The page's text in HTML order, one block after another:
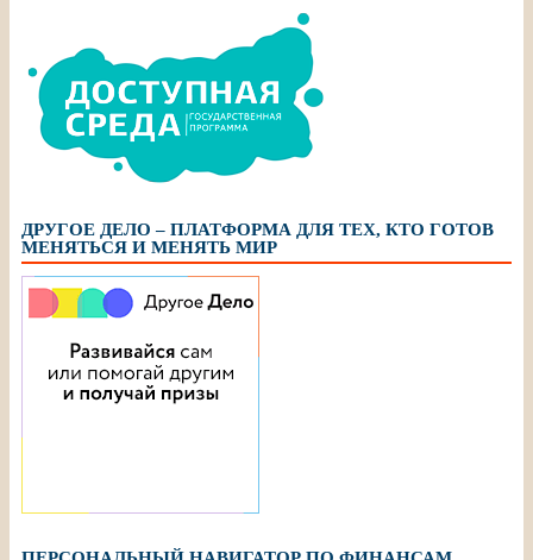
ДРУГОЕ ДЕЛО – ПЛАТФОРМА ДЛЯ ТЕХ, КТО ГОТОВ
МЕНЯТЬСЯ И МЕНЯТЬ МИР